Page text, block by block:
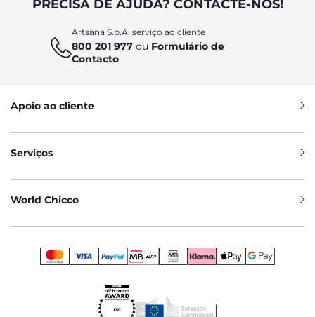
PRECISA DE AJUDA? CONTACTE-NOS!
Artsana S.p.A. serviço ao cliente
800 201 977 ou Formulário de
Contacto
Apoio ao cliente
Serviços
World Chicco